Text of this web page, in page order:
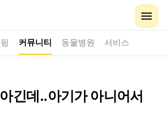
커뮤니티 동물병원 서비스
긴데..아기가 아니어서